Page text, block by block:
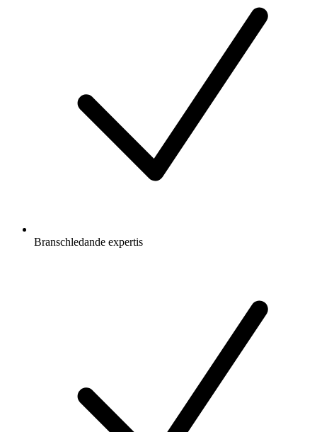
Branschledande expertis